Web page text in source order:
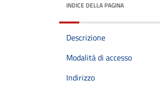
INDICE DELLA PAGINA
Descrizione
Modalità di accesso
Indirizzo